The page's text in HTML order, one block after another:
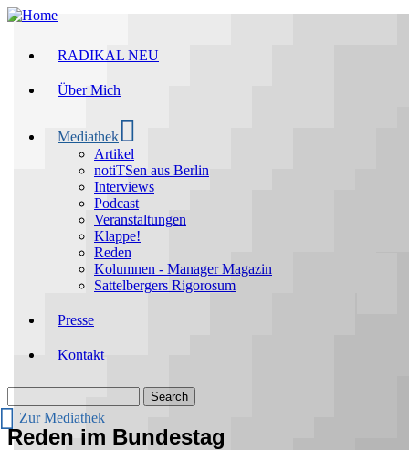
Skip
navigation
RADIKAL NEU
Über Mich
Mediathek
Artikel
notiTSen aus Berlin
Interviews
Podcast
Veranstaltungen
Klappe!
Reden
Kolumnen - Manager Magazin
Sattelbergers Rigorosum
Presse
Kontakt
Reden im Bundestag
Zur Mediathek